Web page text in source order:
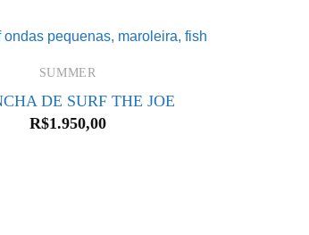
SUMMER
DE SURF THE JOE
R$1.950,00